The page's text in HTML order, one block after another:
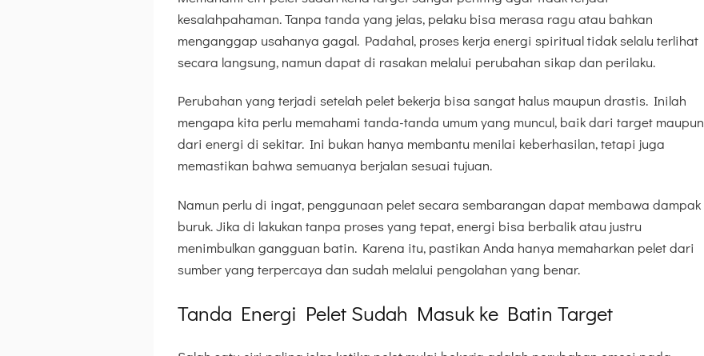
kesalahpahaman. Tanpa tanda yang jelas, pelaku bisa merasa ragu atau bahkan
menganggap usahanya gagal. Padahal, proses kerja energi spiritual tidak selalu terlihat
secara langsung, namun dapat di rasakan melalui perubahan sikap dan perilaku.
Perubahan yang terjadi setelah pelet bekerja bisa sangat halus maupun drastis. Inilah
mengapa kita perlu memahami tanda-tanda umum yang muncul, baik dari target maupun
dari energi di sekitar. Ini bukan hanya membantu menilai keberhasilan, tetapi juga
memastikan bahwa semuanya berjalan sesuai tujuan.
Namun perlu di ingat, penggunaan pelet secara sembarangan dapat membawa dampak
buruk. Jika di lakukan tanpa proses yang tepat, energi bisa berbalik atau justru
menimbulkan gangguan batin. Karena itu, pastikan Anda hanya memaharkan pelet dari
sumber yang terpercaya dan sudah melalui pengolahan yang benar.
Tanda Energi Pelet Sudah Masuk ke Batin Target